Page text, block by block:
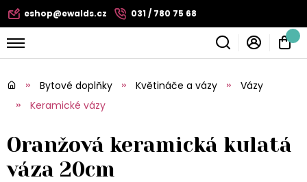
eshop@ewalds.cz 031 / 780 75 68
Bytové doplňky Květináče a vázy
Vázy
Keramické vázy
Oranžová keramická kulatá
váza 20cm